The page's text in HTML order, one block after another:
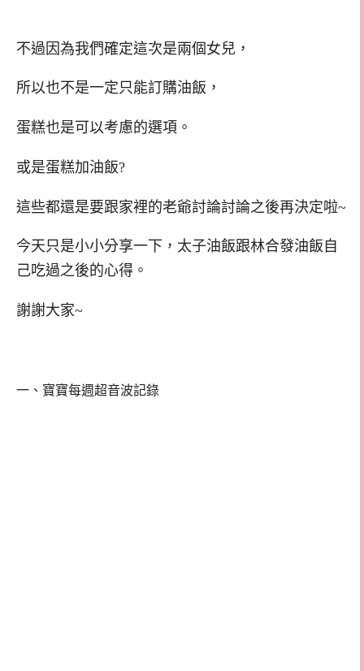
不過因為我們確定這次是兩個女兒，
所以也不是一定只能訂購油飯，
蛋糕也是可以考慮的選項。
或是蛋糕加油飯?
這些都還是要跟家裡的老爺討論討論之後再決定啦~
今天只是小小分享一下，太子油飯跟林合發油飯自
己吃過之後的心得。
謝謝大家~
一、寶寶每週超音波記錄